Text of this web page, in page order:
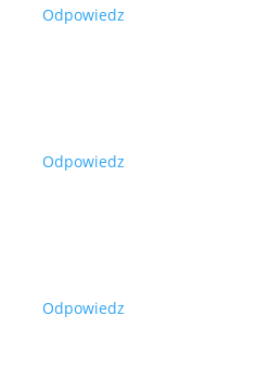
Odpowiedz
Odpowiedz
Odpowiedz